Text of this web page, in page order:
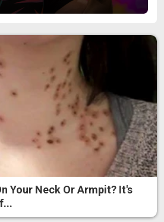
Your Neck Or Armpit? It's